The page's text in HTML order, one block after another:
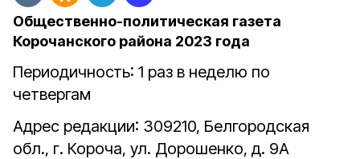
Общественно-политическая газета
Корочанского района 2023 года
Периодичность: 1 раз в неделю по
четвергам
Адрес редакции: 309210, Белгородская
обл., г. Короча, ул. Дорошенко, д. 9А